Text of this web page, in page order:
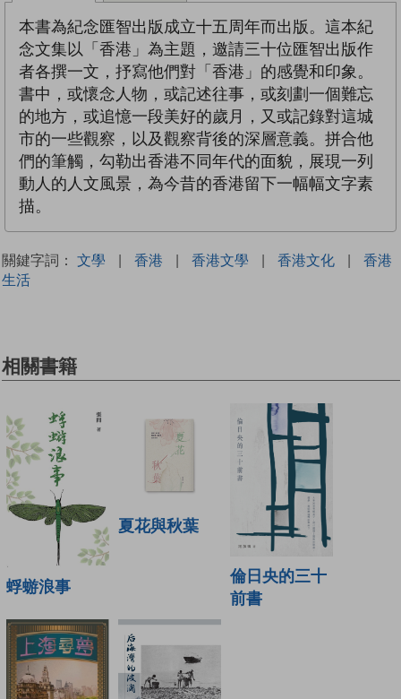
本書為紀念匯智出版成立十五周年而出版。這本紀
念文集以「香港」為主題，邀請三十位匯智出版作
者各撰一文，抒寫他們對「香港」的感覺和印象。
書中，或懷念人物，或記述往事，或刻劃一個難忘
的地方，或追憶一段美好的歲月，又或記錄對這城
市的一些觀察，以及觀察背後的深層意義。拼合他
們的筆觸，勾勒出香港不同年代的面貌，展現一列
動人的人文風景，為今昔的香港留下一幅幅文字素
描。
關鍵字詞： 文學 | 香港 | 香港文學 | 香港文化 |
香港
生活
相關書籍
蜉蝣浪事
夏花與秋葉
倫日央的三十
前書